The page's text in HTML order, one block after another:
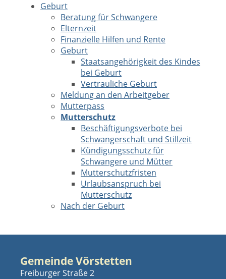
Geburt
Beratung für Schwangere
Elternzeit
Finanzielle Hilfen und Rente
Geburt
Staatsangehörigkeit des Kindes
bei Geburt
Vertrauliche Geburt
Meldung an den Arbeitgeber
Mutterpass
Mutterschutz
Beschäftigungsverbote bei
Schwangerschaft und Stillzeit
Kündigungsschutz für
Schwangere und Mütter
Mutterschutzfristen
Urlaubsanspruch bei
Mutterschutz
Nach der Geburt
Gemeinde Vörstetten
Freiburger Straße 2